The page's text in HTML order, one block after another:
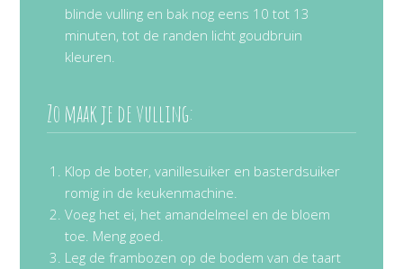
blinde vulling en bak nog eens 10 tot 13
minuten, tot de randen licht goudbruin
kleuren.
Zo maak je de vulling:
Klop de boter, vanillesuiker en basterdsuiker
romig in de keukenmachine.
Voeg het ei, het amandelmeel en de bloem
toe. Meng goed.
Leg de frambozen op de bodem van de taart